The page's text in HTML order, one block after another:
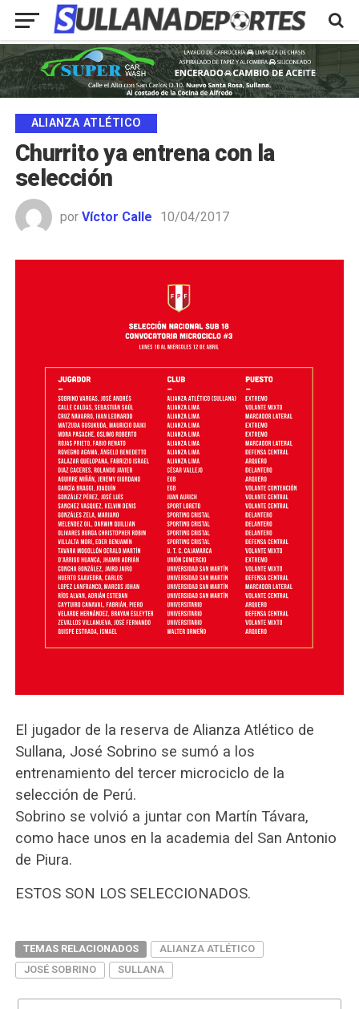
ALIANZA ATLÉTICO
Churrito ya entrena con la
selección
por Víctor Calle 10/04/2017
El jugador de la reserva de Alianza Atlético de
Sullana, José Sobrino se sumó a los
entrenamiento del tercer microciclo de la
selección de Perú.
Sobrino se volvió a juntar con Martín Távara,
como hace unos en la academia del San Antonio
de Piura.
ESTOS SON LOS SELECCIONADOS.
TEMAS RELACIONADOS
ALIANZA ATLÉTICO
JOSÉ SOBRINO
SULLANA